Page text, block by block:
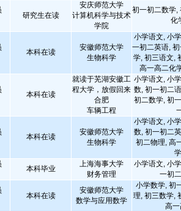
研究生在读
安庆师范大学
计算机科学与技术
学院
初一初二数学,
化
本科在读
安徽师范大学
生物科学
小学语文, 小
一初二英语,
学, 初三语文,
高一高二化
本科在读
就读于芜湖安徽工
程大学，放假回来
合肥
车辆工程
小学语文, 小
数, 初一初二
初二数学, 初
本科在读
安徽师范大学
生物科学
小学语文, 小
数, 初一初二
初二物理, 高
本科毕业
上海海事大学
财务管理
小学语文, 小
一初
本科在读
安徽师范大学
数学与应用数学
小学数学, 初
理, 初三数学,
高